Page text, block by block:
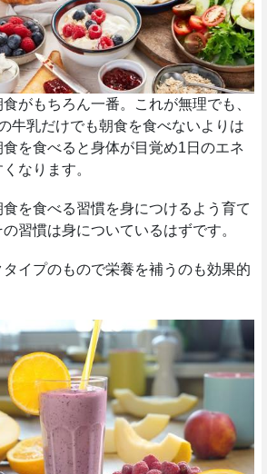
がもちろん一番。これが無理でも、
牛乳だけでも朝食を食べないよりは
を食べると身体が目覚め1日のエネ
なります。
を食べる習慣を身につけるよう育て
習慣は身についているはずです。
イプのもので栄養を補うのも効果的